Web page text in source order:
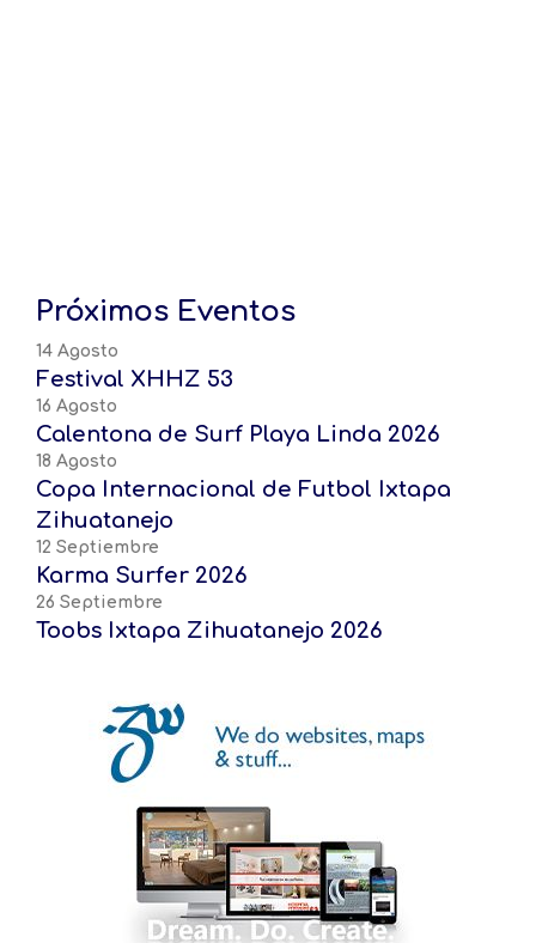
Próximos Eventos
14 Agosto
Festival XHHZ 53
16 Agosto
Calentona de Surf Playa Linda 2026
18 Agosto
Copa Internacional de Futbol Ixtapa
Zihuatanejo
12 Septiembre
Karma Surfer 2026
26 Septiembre
Toobs Ixtapa Zihuatanejo 2026